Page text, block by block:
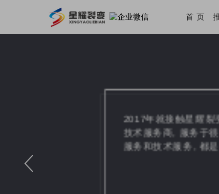
首 页
2017年就接触星耀裂变了, 属于
技术服务商, 服务于很多优秀企
服务和技术服务, 都是值得认可